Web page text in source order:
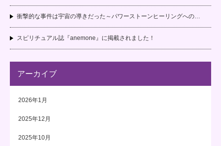
衝撃的な事件は宇宙の導きだった～パワーストーンヒーリングへの…
スピリチュアル誌『anemone』に掲載されました！
アーカイブ
2026年1月
2025年12月
2025年10月